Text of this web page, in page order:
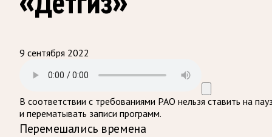
9 сентября 2022
В соответствии с требованиями РАО нельзя ставить на
и перематывать записи программ.
Перемешались времена